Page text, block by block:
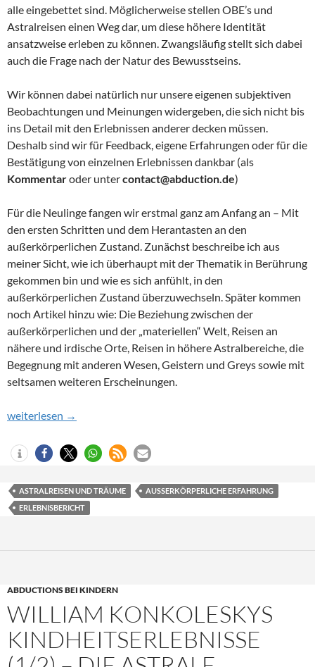
alle eingebettet sind. Möglicherweise stellen OBE’s und
Astralreisen einen Weg dar, um diese höhere Identität
ansatzweise erleben zu können. Zwangsläufig stellt sich dabei
auch die Frage nach der Natur des Bewusstseins.
Wir können dabei natürlich nur unsere eigenen subjektiven
Beobachtungen und Meinungen widergeben, die sich nicht bis
ins Detail mit den Erlebnissen anderer decken müssen.
Deshalb sind wir für Feedback, eigene Erfahrungen oder für die
Bestätigung von einzelnen Erlebnissen dankbar (als
Kommentaroder untercontact@abduction.de)
Für die Neulinge fangen wir erstmal ganz am Anfang an – Mit
den ersten Schritten und dem Herantasten an den
außerkörperlichen Zustand. Zunächst beschreibe ich aus
meiner Sicht, wie ich überhaupt mit der Thematik in Berührung
gekommen bin und wie es sich anfühlt, in den
außerkörperlichen Zustand überzuwechseln. Später kommen
noch Artikel hinzu wie: Die Beziehung zwischen der
außerkörperlichen und der „materiellen“ Welt, Reisen an
nähere und irdische Orte, Reisen in höhere Astralbereiche, die
Begegnung mit anderen Wesen, Geistern und Greys sowie mit
seltsamen weiteren Erscheinungen.
Außerkörperliche Erfahrungen (1): Erste Schritte
weiterlesen →
ASTRALREISEN UND TRÄUME
AUSSERKÖRPERLICHE ERFAHRUNG
ERLEBNISBERICHT
ABDUCTIONS BEI KINDERN
WILLIAM KONKOLESKYS
KINDHEITSERLEBNISSE